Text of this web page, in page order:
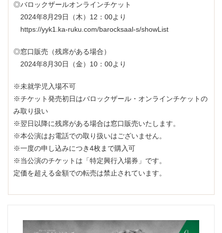
◎バロックザールオンラインチケット
2024年8月29日（木）12：00より
https://yyk1.ka-ruku.com/barocksaal-s/showList
◎窓口販売（残席がある場合）
2024年8月30日（金）10：00より
※未就学児入場不可
※チケット発売初日はバロックザール・オンラインチケットの
み取り扱い
※翌日以降に残席がある場合は窓口販売いたします。
※本公演はお電話での取り扱いはございません。
※一度の申し込みにつき4枚まで購入可
※当公演のチケットは「特定興行入場券」です。
定価を超える金額での転売は禁止されています。